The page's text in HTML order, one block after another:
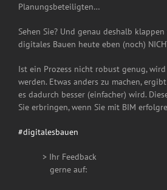
Planungsbeteiligten…
Sehen Sie? Und genau deshalb
digitales Bauen heute eben (noch)
Ist ein Prozess nicht robust genug,
werden. Etwas anders zu machen,
es dadurch besser (einfacher) wird.
Sie erbringen, wenn Sie mit BIM
#digitalesbauen
> Ihr Feedback
gerne auf: